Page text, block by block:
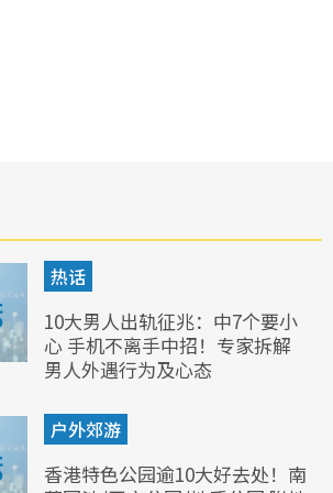
热话
10大男人出轨征兆：中7个要小
心 手机不离手中招！专家拆解
男人外遇行为及心态
户外郊游
香港特色公园逾10大好去处！南